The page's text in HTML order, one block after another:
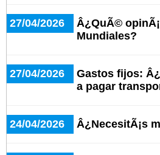
27/04/2026
Â¿QuÃ©
Mundiales?
27/04/2026
Gastos fijos:
a pagar
24/04/2026 Â¿NecesitÃ¡s